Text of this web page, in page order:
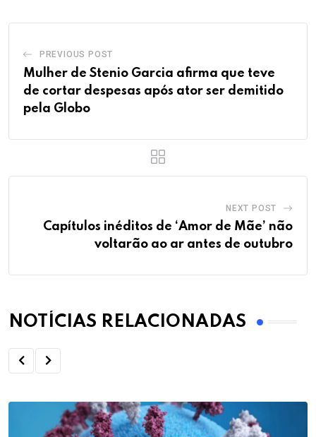
PREVIOUS POST
Mulher de Stenio Garcia afirma que teve
de cortar despesas após ator ser demitido
pela Globo
NEXT POST
Capítulos inéditos de ‘Amor de Mãe’ não
voltarão ao ar antes de outubro
NOTÍCIAS RELACIONADAS